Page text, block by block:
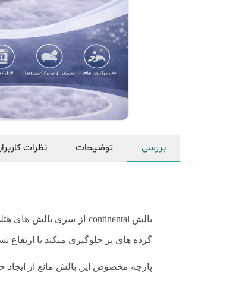
بررسی توضیحات نظرات
گرده های پر جلوگیری میکند با ارتفاع
پارچه مخصوص این بالش مانع از